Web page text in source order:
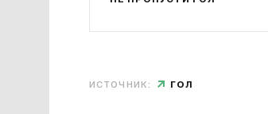
ИСТОЧНИК: ГОЛ